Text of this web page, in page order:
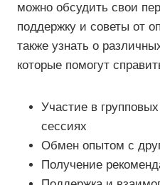
можно обсудить свои
поддержку и советы от
также узнать о
которые помогут
Участие в
сессиях
Обмен опытом с
Получение